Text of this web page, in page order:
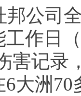
邦公司
作日
害记录
大洲70